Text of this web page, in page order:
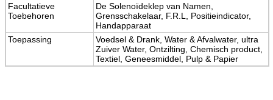
Facultatieve
Toebehoren
De Solenoïdeklep van Namen,
Grensschakelaar, F.R.L, Positieindicator,
Handapparaat
Toepassing
Voedsel & Drank, Water & Afvalwater, ultra
Zuiver Water, Ontzilting, Chemisch product,
Textiel, Geneesmiddel, Pulp & Papier